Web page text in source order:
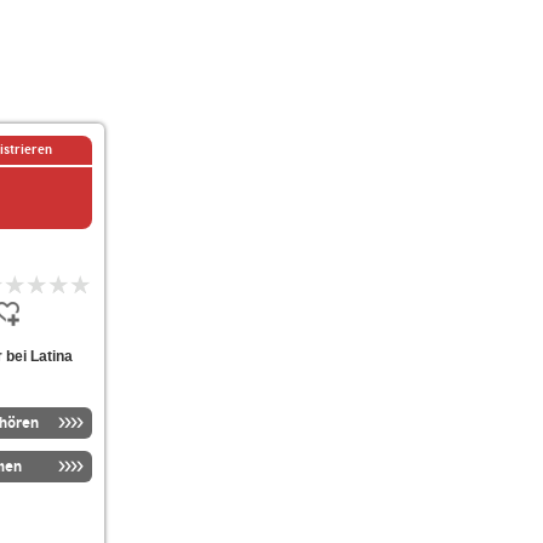
bei Latina